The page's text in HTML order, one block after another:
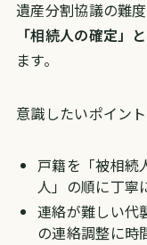
遺産分割協議の難
「相続人の確定」
ます。
意識したいポイント
戸籍を「被相
人」の順に丁寧
連絡が難しい代
の連絡調整に時